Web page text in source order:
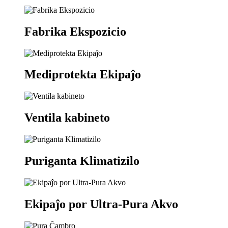
Fabrika Ekspozicio
Mediprotekta Ekipaĵo
Ventila kabineto
Puriganta Klimatizilo
Ekipaĵo por Ultra-Pura Akvo